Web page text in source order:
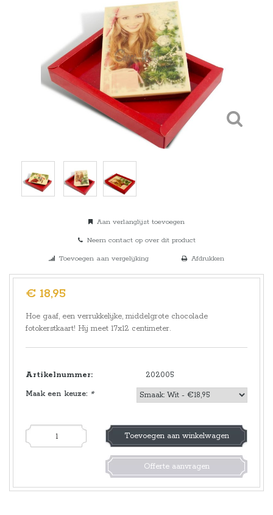
Aan verlanglijst toevoegen
Neem contact op over dit product
Toevoegen aan vergelijking
Afdrukken
€ 18,95
Hoe gaaf, een verrukkelijke, middelgrote chocolade
fotokerstkaart! Hij meet 17x12 centimeter.
Artikelnummer: 202005
Maak een keuze: *
Toevoegen aan winkelwagen
Offerte aanvragen